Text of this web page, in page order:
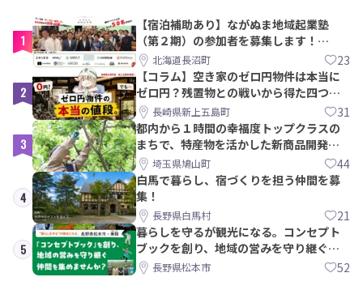
1
【宿泊補助あり】ながぬま地域起業塾
（第２期）の参加者を募集します！
【8/21〆】
北海道長沼町 23
2
【コラム】空き家のゼロ円物件は本当に
ゼロ円？残置物との戦いから得た四つの
教訓｜新上五島町
長崎県新上五島町 31
3
都内から１時間の幸福度トップクラスの
まちで、特産物を活かした新商品開発＆
PRメンバー募集！
埼玉県鳩山町 44
4
白馬で暮らし、宿づくりを担う仲間を募
集！
長野県白馬村 21
5
暮らしを守るが観光になる。コンセプト
ブックを創り、地域の営みを守り継ぐ仲
間を集めませんか？
長野県松本市 52